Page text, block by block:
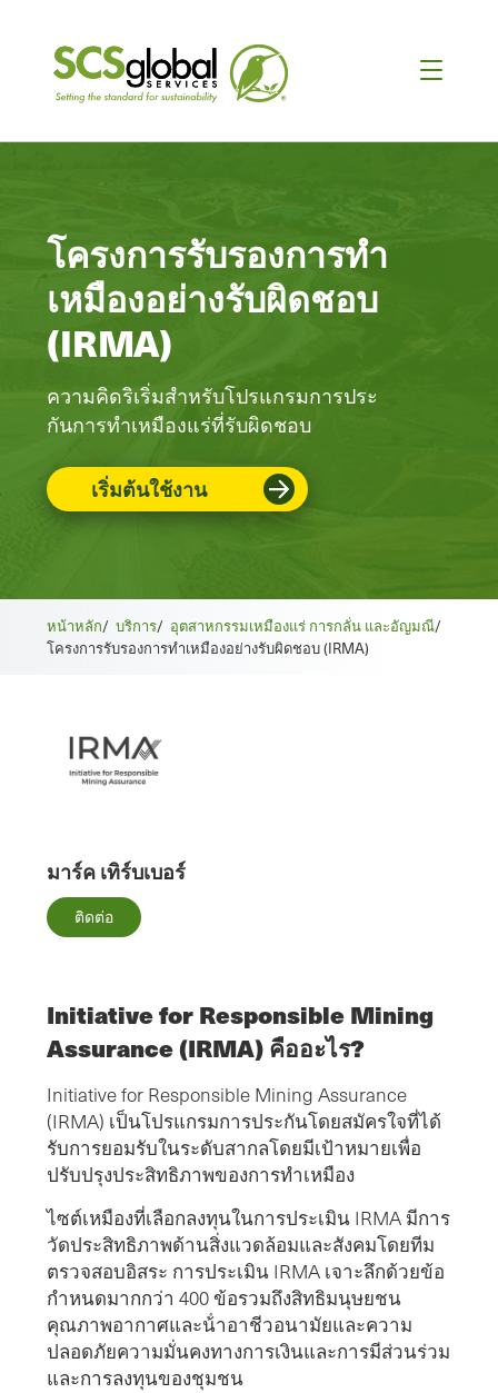
โครงการรับรองการทำ
เหมืองอย่างรับผิดชอบ
(IRMA)
ความคิดริเริ่มสําหรับโปรแกรมการประ
กันการทําเหมืองแร่ที่รับผิดชอบ
เริ่มต้นใช้งาน
หน้าหลัก/ บริการ/ อุตสาหกรรมเหมืองแร่ การกลั่น และอัญมณี/
โครงการรับรองการทำเหมืองอย่างรับผิดชอบ (IRMA)
มาร์ค เทิร์บเบอร์
ติดต่อ
Initiative for Responsible Mining
Assurance (IRMA) คืออะไร?
Initiative for Responsible Mining Assurance
(IRMA) เป็นโปรแกรมการประกันโดยสมัครใจที่ได้
รับการยอมรับในระดับสากลโดยมีเป้าหมายเพื่อ
ปรับปรุงประสิทธิภาพของการทําเหมือง
ไซต์เหมืองที่เลือกลงทุนในการประเมิน IRMA มีการ
วัดประสิทธิภาพด้านสิ่งแวดล้อมและสังคมโดยทีม
ตรวจสอบอิสระ การประเมิน IRMA เจาะลึกด้วยข้อ
กําหนดมากกว่า 400 ข้อรวมถึงสิทธิมนุษยชน
คุณภาพอากาศและน้ําอาชีวอนามัยและความ
ปลอดภัยความมั่นคงทางการเงินและการมีส่วนร่วม
และการลงทุนของชุมชน